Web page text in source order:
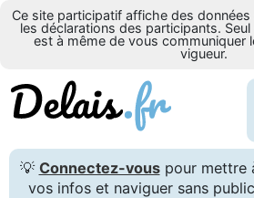
Ce site participatif affiche des
les déclarations des participants.
est à même de vous communiquer
vigueur.
💡 Connectez-vouspour mettre
vos infos et naviguer sans